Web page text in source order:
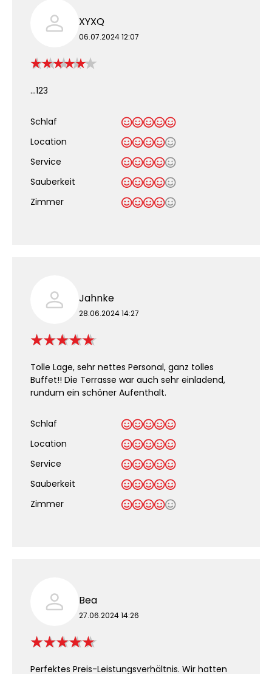
XYXQ
06.07.2024 12:07
...123
Schlaf
Location
Service
Sauberkeit
Zimmer
Jahnke
28.06.2024 14:27
Tolle Lage, sehr nettes Personal, ganz tolles
Buffet!! Die Terrasse war auch sehr einladend,
rundum ein schöner Aufenthalt.
Schlaf
Location
Service
Sauberkeit
Zimmer
Bea
27.06.2024 14:26
Perfektes Preis-Leistungsverhältnis. Wir hatten